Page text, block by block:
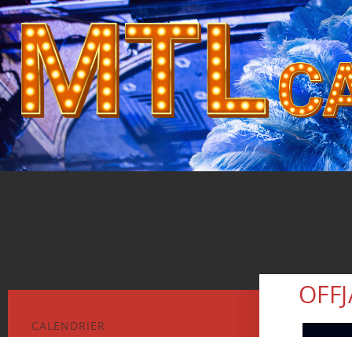
CALENDRIER